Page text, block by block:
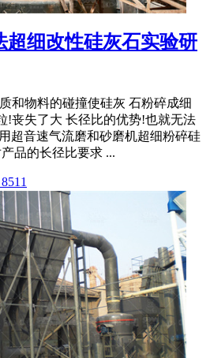
超细改性硅灰石实验研
和物料的碰撞使硅灰 石粉碎成细
!丧失了大 长径比的优势!也就无法
超音速气流磨和砂磨机超细粉碎硅
品的长径比要求 ...